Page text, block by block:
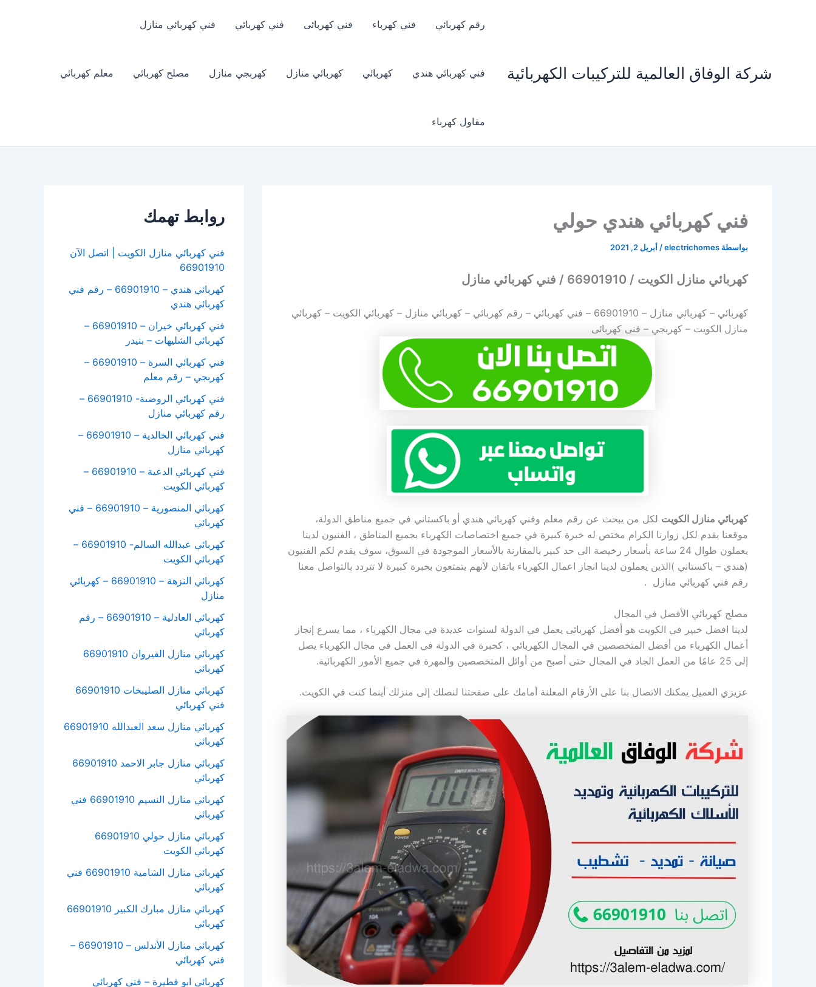
شركة الوفاق العالمية للتركيبات الكهربائية
رقم كهربائي فني كهرباء فني كهربائى فني كهربائي فني كهربائي منازل
فني كهربائي هندي كهربائي كهربائي منازل كهربجي منازل مصلح كهربائي معلم كهربائي
مقاول كهرباء
فني كهربائي هندي حولي
بواسطة electrichomes
/ أبريل 2, 2021
كهربائي منازل الكويت / 66901910 / فني كهربائي منازل
كهربائي – كهربائي منازل – 66901910 – فني كهربائي – رقم كهربائي – كهربائي منازل – كهربائي الكويت – كهربائي
منازل الكويت – كهربجي – فنى كهربائى
كهربائي منازل الكويت لكل من يبحث عن رقم معلم وفني كهربائي هندي أو باكستاني في جميع مناطق الدولة،
موقعنا يقدم لكل زوارنا الكرام مختص له خبرة كبيرة في جميع اختصاصات الكهرباء بجميع المناطق ، الفنيون لدينا
يعملون طوال 24 ساعة بأسعار رخيصة الى حد كبير بالمقارنة بالأسعار الموجودة في السوق، سوف يقدم لكم الفنيون
(هندي – باكستاني )الذين يعملون لدينا انجاز اعمال الكهرباء باتقان لأنهم يتمتعون بخبرة كبيرة لا تتردد بالتواصل معنا
رقم فني كهربائي منازل .
مصلح كهربائي الأفضل في المجال
لدينا افضل خبير في الكويت هو أفضل كهربائى يعمل في الدولة لسنوات عديدة في مجال الكهرباء ، مما يسرع إنجاز
أعمال الكهرباء من أفضل المتخصصين في المجال الكهربائي ، كخبرة في الدولة في العمل في مجال الكهرباء يصل
إلى 25 عامًا من العمل الجاد في المجال حتى أصبح من أوائل المتخصصين والمهرة في جميع الأمور الكهربائية.
عزيزي العميل يمكنك الاتصال بنا على الأرقام المعلنة أمامك على صفحتنا لنصلك إلى منزلك أينما كنت في الكويت.
روابط تهمك
فني كهربائي منازل الكويت | اتصل الآن
66901910
كهربائي هندي – 66901910 – رقم فني
كهربائي هندي
فني كهربائي خيران – 66901910 –
كهربائي الشليهات – بنيدر
فني كهربائي السرة – 66901910 –
كهربجي – رقم معلم
فني كهربائي الروضىة- 66901910 –
رقم كهربائي منازل
فني كهربائي الخالدية – 66901910 –
كهربائي منازل
فني كهربائي الدعية – 66901910 –
كهربائي الكويت
كهربائي المنصورية – 66901910 – فني
كهربائي
كهربائي عبدالله السالم- 66901910 –
كهربائي الكويت
كهربائي النزهة – 66901910 – كهربائي
منازل
كهربائي العادلية – 66901910 – رقم
كهربائي
كهربائي منازل القيروان 66901910
كهربائي
كهربائي منازل الصليبخات 66901910
فني كهربائي
كهربائي منازل سعد العبدالله 66901910
كهربائي
كهربائي منازل جابر الاحمد 66901910
كهربائي
كهربائي منازل النسيم 66901910 فني
كهربائي
كهربائي منازل حولي 66901910
كهربائي الكويت
كهربائي منازل الشامية 66901910 فني
كهربائي
كهربائي منازل مبارك الكبير 66901910
كهربائي
كهربائي منازل الأندلس – 66901910 –
فني كهربائي
كهربائي ابو فطيرة – فني كهربائي